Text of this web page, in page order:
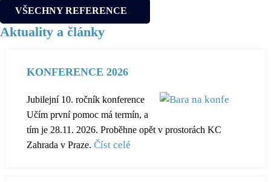
VŠECHNY REFERENCE
Aktuality a články
KONFERENCE 2026
Jubilejní 10. ročník konference
Učím první pomoc má termín, a
tím je 28.11. 2026. Proběhne opět v prostorách KC
Zahrada v Praze. Číst celé